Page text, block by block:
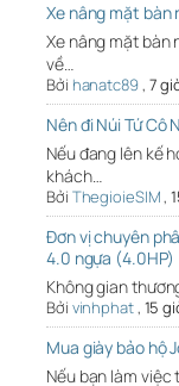
Xe nâng mặt bàn
Xe nâng mặt bàn
về…
Bởi hanatc89, 7
Nên đi Núi Tứ Cô
Nếu đang lên kế
khách…
Bởi ThegioieSIM,
Đơn vị chuyên
4.0 ngựa (4.0HP)
Không gian
Bởi vinhphat, 15
Mua giày bảo hộ
Nếu bạn làm